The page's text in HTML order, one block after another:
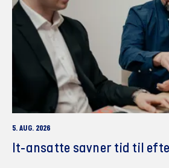
5. AUG. 2026
It-ansatte savner tid til